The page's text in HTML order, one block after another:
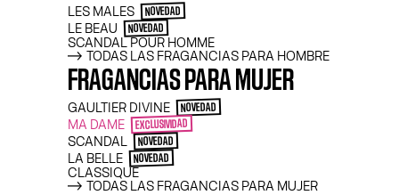
LES MALES NOVEDAD
LE BEAU NOVEDAD
SCANDAL POUR HOMME
TODAS LAS FRAGANCIAS PARA HOMBRE
FRAGANCIAS PARA MUJER
GAULTIER DIVINE NOVEDAD
MA DAME EXCLUSIVIDAD
SCANDAL NOVEDAD
LA BELLE NOVEDAD
CLASSIQUE
TODAS LAS FRAGANCIAS PARA MUJER
¿Las pasarelas? Jean Paul Gaultier ya las
¿Su nuevo deseo? La alta perfumería, por
manera. Les Ateliers Gaultier, una
fragancias, reúne seis creaciones unisex
todo y cultivan la irreverencia. Porque
transformar lo ordinario en extraordinario
naturaleza.